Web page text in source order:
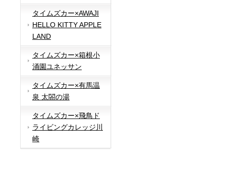
タイムズカー×AWAJI
HELLO KITTY APPLE
LAND
タイムズカー×箱根小
涌園ユネッサン
タイムズカー×有馬温
泉 太閤の湯
タイムズカー×飛鳥ド
ライビングカレッジ川
崎